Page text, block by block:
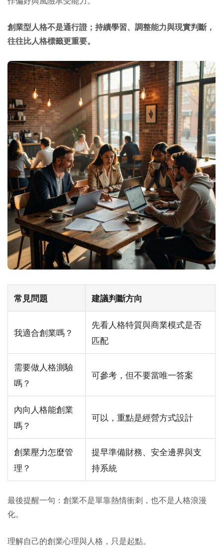
創業型人格不是通行證；持續學習、調整能力與現實判斷，
往往比人格標籤更重要。
常見問題 建議判斷方向
我適合創業嗎？
先看人格特質與商業模式是否
匹配
需要做人格測驗
嗎？
可參考，但不要當唯一答案
內向人格能創業
嗎？
可以，重點是經營方式設計
創業壓力怎麼管
理？
提早準備財務、安全邊界與支
持系統
最後提醒一句：創業不是單靠熱情衝刺，也不是人格浪漫
化。
理解自己的創業心理與人格，只是起點。